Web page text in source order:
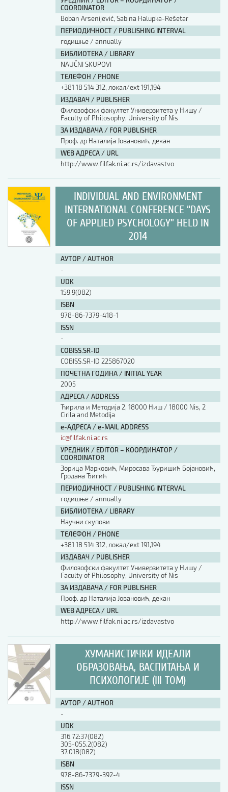
Наслов или део наслова
АУТОР / AUTHOR
ISBN
ISSN
COORDINATOR
Boban Arsenijević, Sabina Halupka-Rešetar
ПЕРИОДИЧНОСТ / PUBLISHING INTERVAL
годишње / annually
БИБЛИОТЕКА / LIBRARY
NAUČNI SKUPOVI
ТЕЛЕФОН / PHONE
+381 18 514 312, локал/ext 191,194
ИЗДАВАЧ / PUBLISHER
Филозофски факултет Универзитета у Нишу /
Faculty of Philosophy, University of Nis
ЗА ИЗДАВАЧА / FOR PUBLISHER
Проф. др Наталија Јовановић, декан
WEB АДРЕСА / URL
http://www.filfak.ni.ac.rs/izdavastvo
INDIVIDUAL AND ENVIRONMENT
INTERNATIONAL CONFERENCE “DAYS
OF APPLIED PSYCHOLOGY” HELD IN
2014
АУТОР / AUTHOR
-
UDK
159.9(082)
ISBN
978-86-7379-418-1
ISSN
-
COBISS.SR-ID
COBISS.SR-ID 225867020
ПОЧЕТНА ГОДИНА / INITIAL YEAR
2005
АДРЕСА / ADDRESS
Ћирила и Методија 2, 18000 Ниш / 18000 Nis, 2
Cirila and Metodija
е-АДРЕСА / e-MAIL ADDRESS
ic@filfak.ni.ac.rs
УРЕДНИК / EDITOR – КООРДИНАТОР /
COORDINATOR
Зорица Марковић, Миросава Ђуришић Бојановић,
Гродана Ђигић
ПЕРИОДИЧНОСТ / PUBLISHING INTERVAL
годишње / annually
БИБЛИОТЕКА / LIBRARY
Научни скупови
ТЕЛЕФОН / PHONE
+381 18 514 312, локал/ext 191,194
ИЗДАВАЧ / PUBLISHER
Филозофски факултет Универзитета у Нишу /
Faculty of Philosophy, University of Nis
ЗА ИЗДАВАЧА / FOR PUBLISHER
Проф. др Наталија Јовановић, декан
WEB АДРЕСА / URL
http://www.filfak.ni.ac.rs/izdavastvo
ХУМАНИСТИЧКИ ИДЕАЛИ
ОБРАЗОВАЊА, ВАСПИТАЊА И
ПСИХОЛОГИЈЕ (III ТОМ)
АУТОР / AUTHOR
-
UDK
316.72:37(082)
305-055.2(082)
37.018(082)
ISBN
978-86-7379-392-4
ISSN